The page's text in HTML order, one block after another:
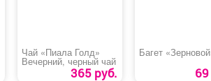
Чай «Пиала Голд»
Вечерний, черный чай
365 руб.
Багет